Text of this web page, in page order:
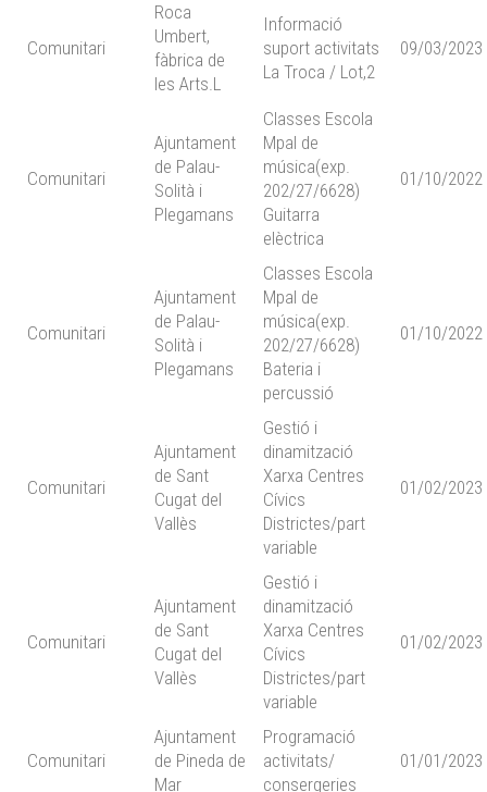
Comunitari
Roca
Umbert,
fàbrica de
les Arts.L
Informació
suport activitats
La Troca / Lot,2
09/03/2023
Comunitari
Ajuntament
de Palau-
Solità i
Plegamans
Classes Escola
Mpal de
música(exp.
202/27/6628)
Guitarra
elèctrica
01/10/2022
Comunitari
Ajuntament
de Palau-
Solità i
Plegamans
Classes Escola
Mpal de
música(exp.
202/27/6628)
Bateria i
percussió
01/10/2022
Comunitari
Ajuntament
de Sant
Cugat del
Vallès
Gestió i
dinamització
Xarxa Centres
Cívics
Districtes/part
variable
01/02/2023
Comunitari
Ajuntament
de Sant
Cugat del
Vallès
Gestió i
dinamització
Xarxa Centres
Cívics
Districtes/part
variable
01/02/2023
Comunitari
Ajuntament
de Pineda de
Mar
Programació
activitats/
consergeries
01/01/2023